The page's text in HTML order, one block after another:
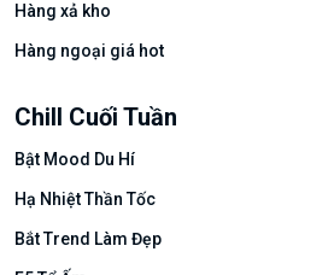
Hàng xả kho
Hàng ngoại giá hot
Chill Cuối Tuần
Bật Mood Du Hí
Hạ Nhiệt Thần Tốc
Bắt Trend Làm Đẹp